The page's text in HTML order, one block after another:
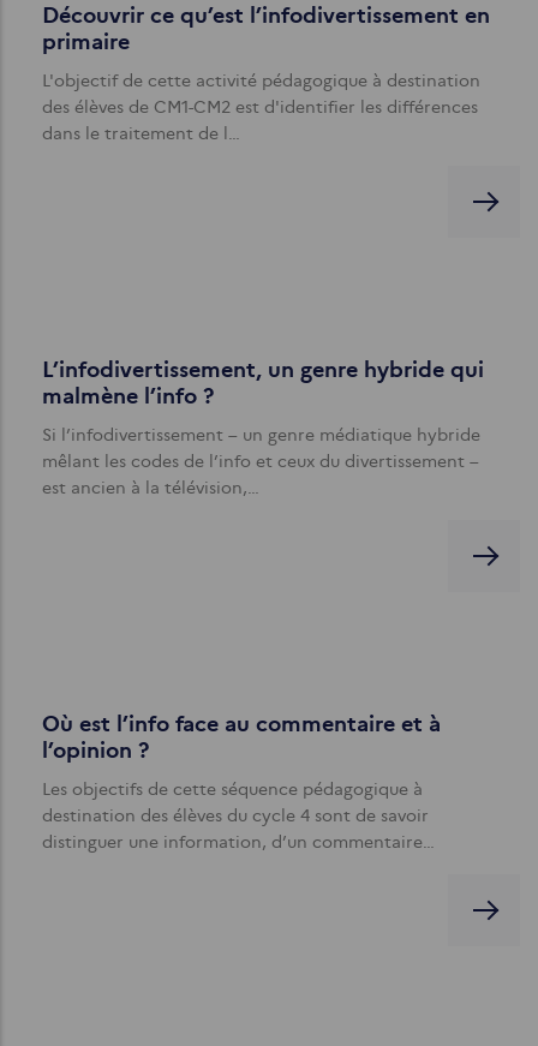
Découvrir ce qu’est l’infodivertissement en
primaire
L'objectif de cette activité pédagogique à destination
des élèves de CM1-CM2 est d'identifier les différences
dans le traitement de l…
L’infodivertissement, un genre hybride qui
malmène l’info ?
Si l’infodivertissement – un genre médiatique hybride
mêlant les codes de l’info et ceux du divertissement –
est ancien à la télévision,…
Où est l’info face au commentaire et à
l’opinion ?
Les objectifs de cette séquence pédagogique à
destination des élèves du cycle 4 sont de savoir
distinguer une information, d’un commentaire…